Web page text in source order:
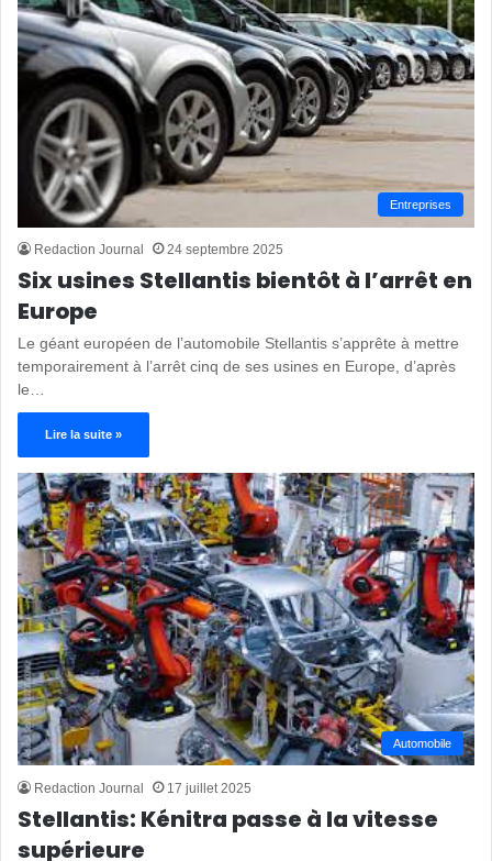
Entreprises
Redaction Journal 24 septembre 2025
Six usines Stellantis bientôt à l’arrêt en
Europe
Le géant européen de l’automobile Stellantis s’apprête à mettre
temporairement à l’arrêt cinq de ses usines en Europe, d’après
le…
Lire la suite »
Automobile
Redaction Journal 17 juillet 2025
Stellantis: Kénitra passe à la vitesse
supérieure